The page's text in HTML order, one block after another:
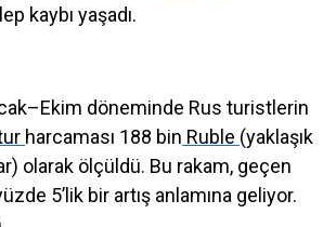
kaybı yaşadı.
döneminde Rus turistlerin
harcaması 188 bin Ruble (yaklaşık
olarak ölçüldü. Bu rakam, geçen
5’lik bir artış anlamına geliyor.